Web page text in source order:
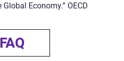
Economy.” OECD
FAQ